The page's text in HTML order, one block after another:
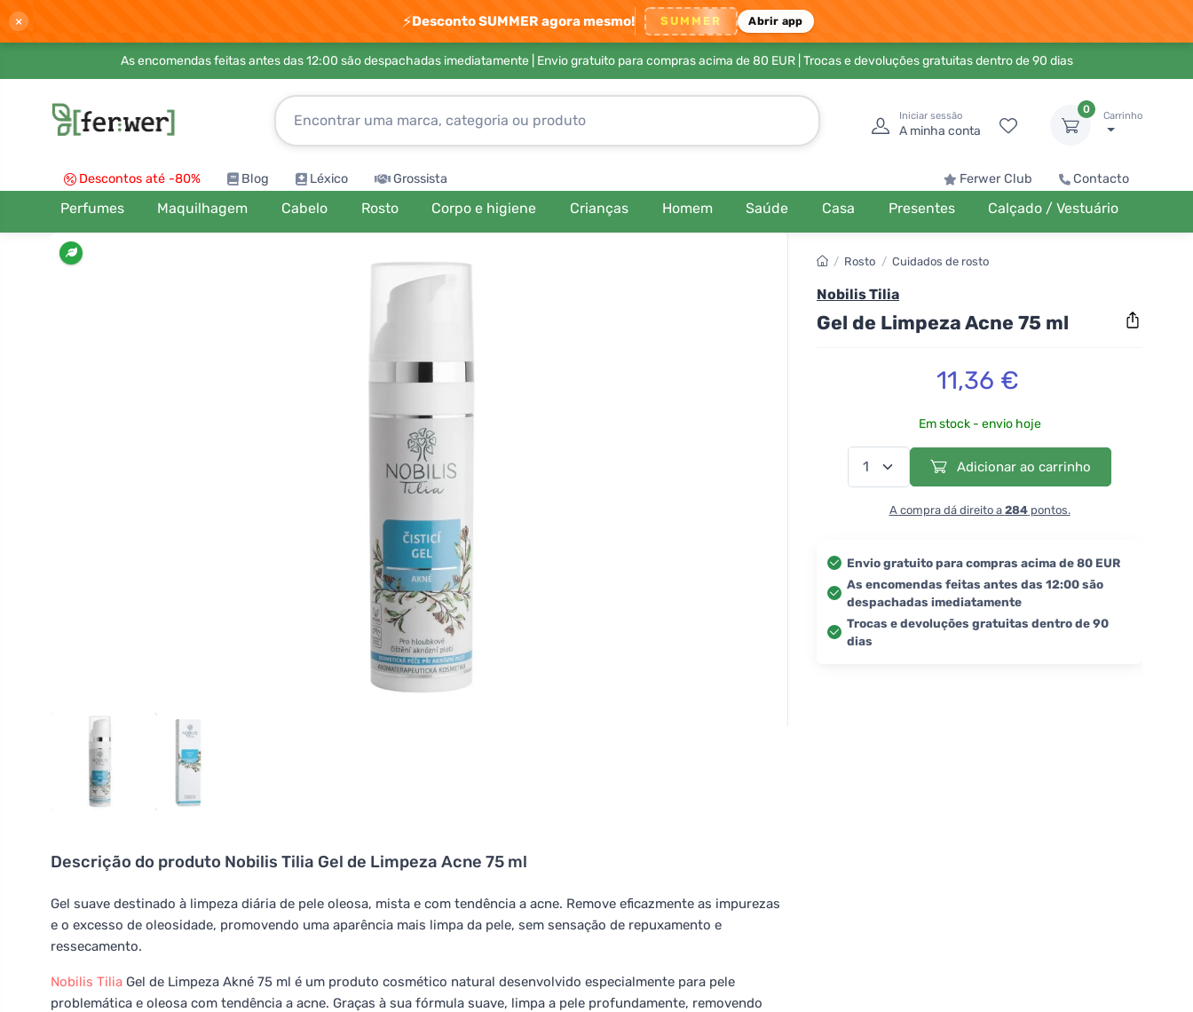
× ⚡Desconto SUMMER agora mesmo! SUMMER Abrir app
As encomendas feitas antes das 12:00 são despachadas imediatamente | Envio gratuito para compras acima de 80 EUR| Trocas e devoluções gratuitas dentro de 90 dias
Iniciar sessão
A minha conta
0
Carrinho
Descontos até -80% Blog Léxico Grossista Ferwer Club Contacto
Perfumes Maquilhagem Cabelo Rosto Corpo e higiene Crianças Homem Saúde Casa Presentes Calçado / Vestuário
Descrição do produto Nobilis Tilia Gel de Limpeza Acne 75 ml
Gel suave destinado à limpeza diária de pele oleosa, mista e com tendência a acne. Remove eficazmente as impurezas
e o excesso de oleosidade, promovendo uma aparência mais limpa da pele, sem sensação de repuxamento e
ressecamento.
Nobilis Tilia Gel de Limpeza Akné 75 ml é um produto cosmético natural desenvolvido especialmente para pele
problemática e oleosa com tendência a acne. Graças à sua fórmula suave, limpa a pele profundamente, removendo
/ Rosto / Cuidados de rosto
Nobilis Tilia
Gel de Limpeza Acne 75 ml
11,36 €
Em stock - envio hoje
Adicionar ao carrinho
A compra dá direito a 284pontos.
Envio gratuito para compras acima de 80 EUR
As encomendas feitas antes das 12:00 são
despachadas imediatamente
Trocas e devoluções gratuitas dentro de 90
dias